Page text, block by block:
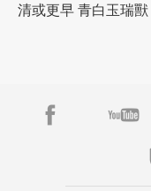
清或更早 青白玉瑞獸